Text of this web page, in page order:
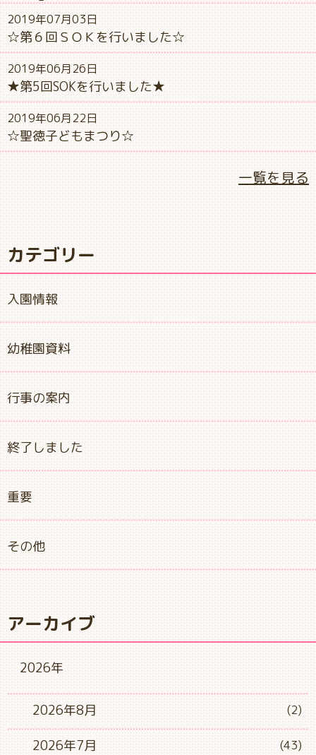
2019年07月03日
☆第６回ＳＯＫを行いました☆
2019年06月26日
★第5回SOKを行いました★
2019年06月22日
☆聖徳子どもまつり☆
一覧を見る
カテゴリー
入園情報
幼稚園資料
行事の案内
終了しました
重要
その他
アーカイブ
2026年
2026年8月 (2)
2026年7月 (43)